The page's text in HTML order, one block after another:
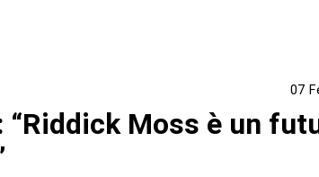
07
“Riddick Moss è un